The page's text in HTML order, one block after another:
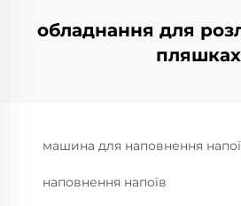
обладнання для
пляшках
машина для наповнення
наповнення напоїв